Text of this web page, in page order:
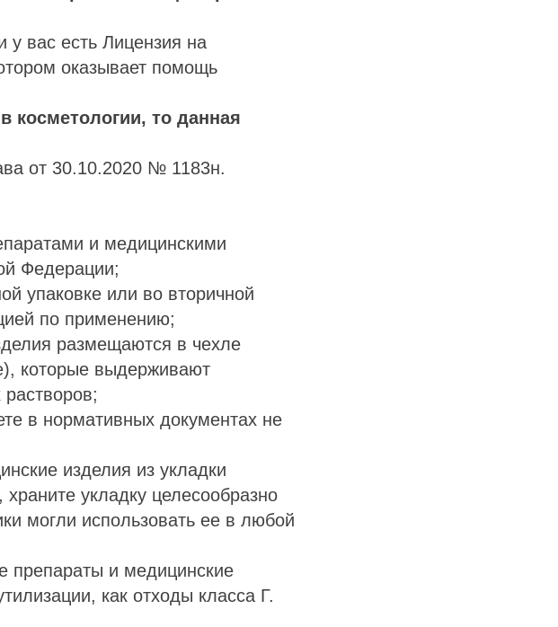
у вас есть Лицензия на
оказывает помощь
косметологии, то данная
от 30.10.2020 № 1183н.
и медицинскими
Федерации;
упаковке или во вторичной
по применению;
размещаются в чехле
которые выдерживают
в нормативных документах не
изделия из укладки
укладку целесообразно
могли использовать ее в любой
препараты и медицинские
как отходы класса Г.